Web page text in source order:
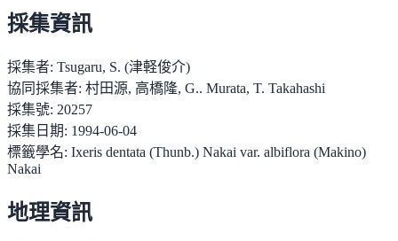
採集資訊
採集者: Tsugaru, S. (津軽俊介)
協同採集者: 村田源, 高橋隆, G.. Murata, T. Takahashi
採集號: 20257
採集日期: 1994-06-04
標籤學名: Ixeris dentata (Thunb.) Nakai var. albiflora (Makino)
Nakai
地理資訊